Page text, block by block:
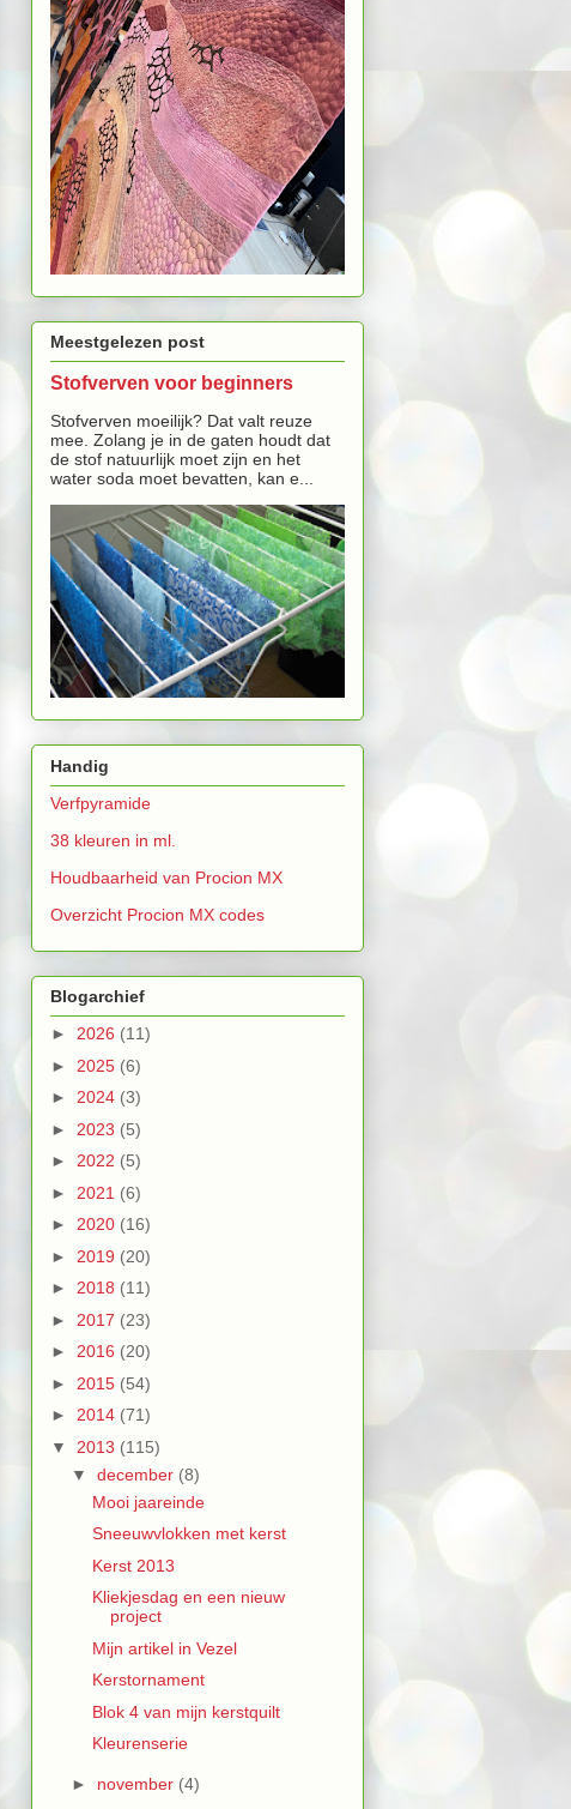
Meestgelezen post
Stofverven voor beginners
Stofverven moeilijk? Dat valt reuze
mee. Zolang je in de gaten houdt dat
de stof natuurlijk moet zijn en het
water soda moet bevatten, kan e...
Handig
Verfpyramide
38 kleuren in ml.
Houdbaarheid van Procion MX
Overzicht Procion MX codes
Blogarchief
► 2026 (11)
► 2025 (6)
► 2024 (3)
► 2023 (5)
► 2022 (5)
► 2021 (6)
► 2020 (16)
► 2019 (20)
► 2018 (11)
► 2017 (23)
► 2016 (20)
► 2015 (54)
► 2014 (71)
▼ 2013 (115)
▼ december (8)
Mooi jaareinde
Sneeuwvlokken met kerst
Kerst 2013
Kliekjesdag en een nieuw
project
Mijn artikel in Vezel
Kerstornament
Blok 4 van mijn kerstquilt
Kleurenserie
► november (4)